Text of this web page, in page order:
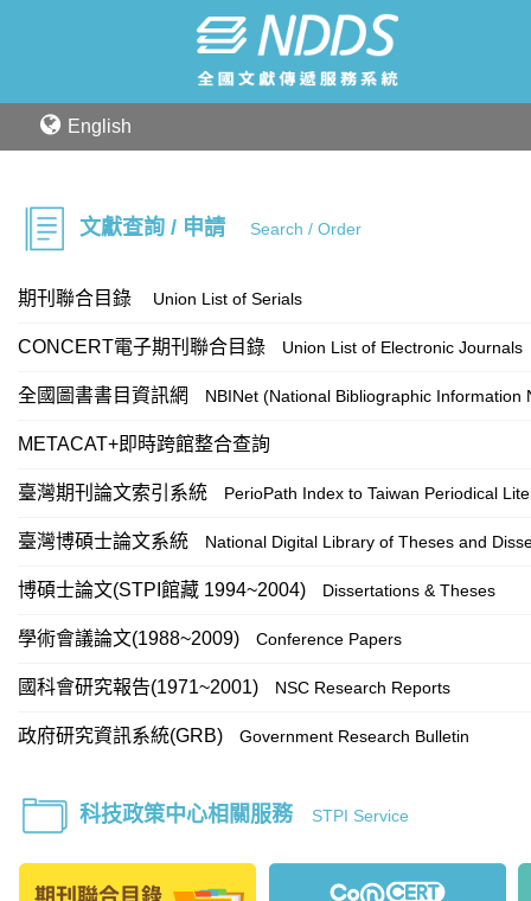
English
文獻查詢 / 申請 Search / Order
期刊聯合目錄 Union List of Serials
CONCERT電子期刊聯合目錄 Union List of Electronic Journals
全國圖書書目資訊網 NBINet (National Bibliographic Information
METACAT+即時跨館整合查詢
臺灣期刊論文索引系統 PerioPath Index to Taiwan Periodical
臺灣博碩士論文系統 National Digital Library of Theses and
博碩士論文(STPI館藏 1994~2004) Dissertations & Theses
學術會議論文(1988~2009) Conference Papers
國科會研究報告(1971~2001) NSC Research Reports
政府研究資訊系統(GRB) Government Research Bulletin
科技政策中心相關服務 STPI Service